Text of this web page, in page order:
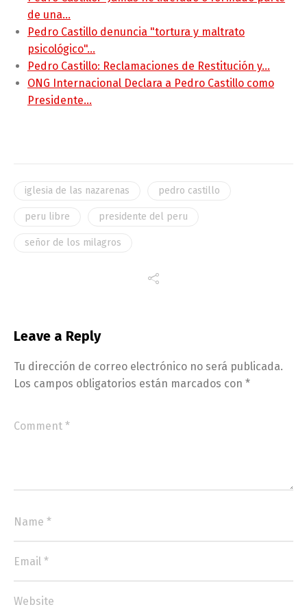
de una…
Pedro Castillo denuncia "tortura y maltrato
psicológico"…
Pedro Castillo: Reclamaciones de Restitución y…
ONG Internacional Declara a Pedro Castillo como
Presidente…
iglesia de las nazarenas pedro castillo
peru libre presidente del peru
señor de los milagros
Leave a Reply
Tu dirección de correo electrónico no será publicada.
Los campos obligatorios están marcados con *